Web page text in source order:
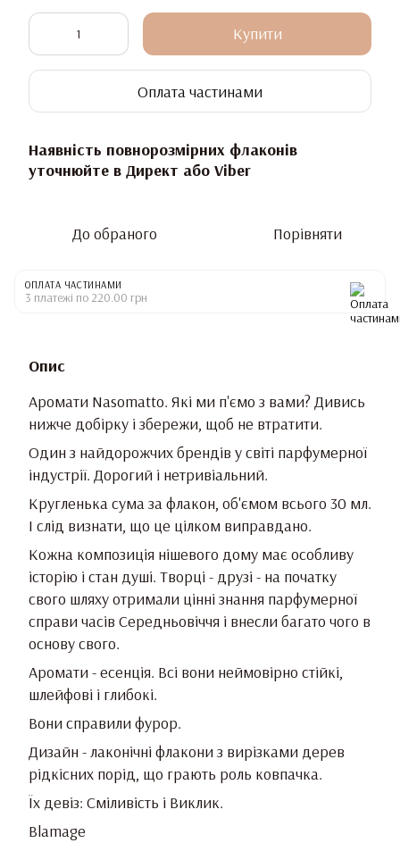
Купити
Оплата частинами
Наявність повнорозмірних флаконів
уточнюйте в Директ або Viber
До обраного Порівняти
ОПЛАТА ЧАСТИНАМИ
3 платежі по 220.00 грн
Опис
Аромати Nasomatto. Які ми п'ємо з вами? Дивись
нижче добірку і збережи, щоб не втратити.
Один з найдорожчих брендів у світі парфумерної
індустрії. Дорогий і нетривіальний.
Кругленька сума за флакон, об'ємом всього 30 мл.
І слід визнати, що це цілком виправдано.
Кожна композиція нішевого дому має особливу
історію і стан душі. Творці - друзі - на початку
свого шляху отримали цінні знання парфумерної
справи часів Середньовіччя і внесли багато чого в
основу свого.
Аромати - есенція. Всі вони неймовірно стійкі,
шлейфові і глибокі.
Вони справили фурор.
Дизайн - лаконічні флакони з вирізками дерев
рідкісних порід, що грають роль ковпачка.
Їх девіз: Сміливість і Виклик.
Blamage